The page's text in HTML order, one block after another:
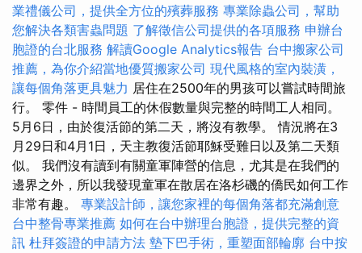
業禮儀公司，提供全方位的殯葬服務 專業除蟲公司，幫助
您解決各類害蟲問題 了解徵信公司提供的各項服務 申辦台
胞證的台北服務 解讀Google Analytics報告 台中搬家公司
推薦，為你介紹當地優質搬家公司 現代風格的室內裝潢，
讓每個角落更具魅力 居住在2500年的男孩可以嘗試時間旅
行。 零件 - 時間員工的休假數量與完整的時間工人相同。
5月6日，由於復活節的第二天，將沒有教學。 情況將在3
月29日和4月1日，天主教復活節耶穌受難日以及第二天類
似。 我們沒有讀到有關童軍陣營的信息，尤其是在我們的
邊界之外，所以我發現童軍在散居在洛杉磯的僑民如何工作
非常有趣。 專業設計師，讓您家裡的每個角落都充滿創意
台中整骨專業推薦 如何在台中辦理台胞證，提供完整的資
訊 杜拜簽證的申請方法 墊下巴手術，重塑面部輪廓 台中按